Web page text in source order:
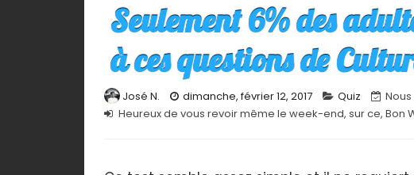
Seulement 6% des
à ces questions de
José N. dimanche, février 12, 2017 Quiz
Heureux de vous revoir même le week-end, sur ce, Bon